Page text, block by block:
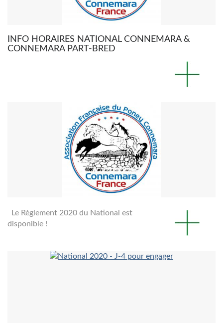
INFO HORAIRES NATIONAL CONNEMARA &
CONNEMARA PART-BRED
Le Règlement 2020 du National est
disponible !